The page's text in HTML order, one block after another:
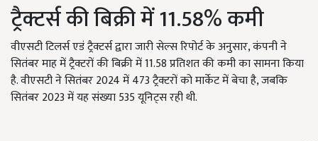
ट्रैक्टर्स की बिक्री में 11.58% कमी
वीएसटी टिलर्स एडं ट्रैक्टर्स द्वारा जारी सेल्स रिपोर्ट के अनुसार, कंपनी ने
सितंबर माह में ट्रैक्टरों की बिक्री में 11.58 प्रतिशत की कमी का सामना किया
है. वीएसटी ने सितंबर 2024 में 473 ट्रैक्टरों को मार्केट में बेचा है, जबकि
सितंबर 2023 में यह संख्या 535 यूनिट्स रही थी.